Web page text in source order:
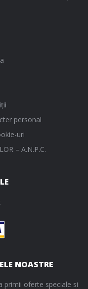
personal
uri
– A.N.P.C.
NOASTRE
primii oferte speciale si